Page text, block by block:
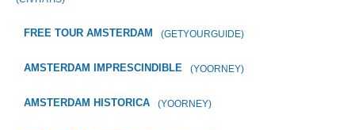
FREE TOUR AMSTERDAM (GETYOURGUIDE)
AMSTERDAM IMPRESCINDIBLE (YOORNEY)
AMSTERDAM HISTORICA (YOORNEY)